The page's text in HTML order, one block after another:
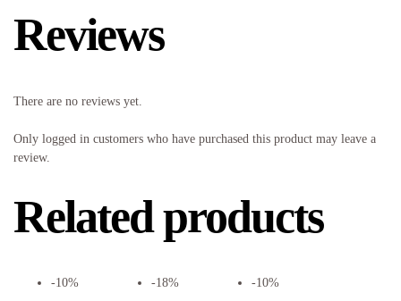
Reviews
There are no reviews yet.
Only logged in customers who have purchased this product may leave a
review.
Related products
-10% -18% -10%